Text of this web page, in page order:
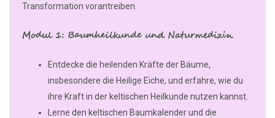
Transformation vorantreiben.
Modul 1: Baumheilkunde und Naturmedizin
Entdecke die heilenden Kräfte der Bäume,
insbesondere die Heilige Eiche, und erfahre, wie du
ihre Kraft in der keltischen Heilkunde nutzen kannst.
Lerne den keltischen Baumkalender und die